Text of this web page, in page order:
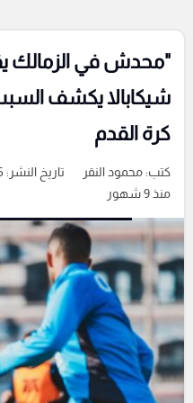
"محدش في الزمالك
شيكابالا يكشف السبب
كرة القدم
كتب:محمود النقر تاريخ النشر: 30/10/2025
منذ 9 شهور